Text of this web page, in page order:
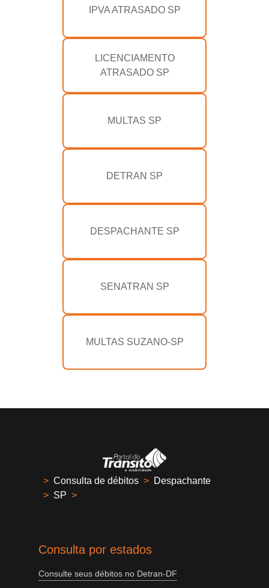
IPVA ATRASADO SP
LICENCIAMENTO
ATRASADO SP
MULTAS SP
DETRAN SP
DESPACHANTE SP
SENATRAN SP
MULTAS SUZANO-SP
> Consulta de débitos > Despachante
> SP >
Consulta por estados
Consulte seus débitos no Detran-DF